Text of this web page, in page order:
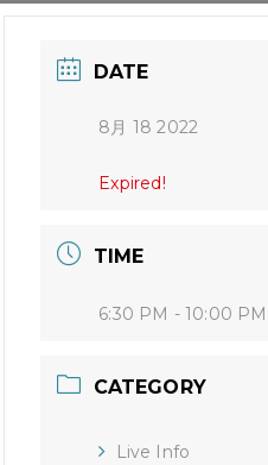
DATE
8月 18 2022
Expired!
TIME
6:30 PM - 10:00 PM
CATEGORY
Live Info